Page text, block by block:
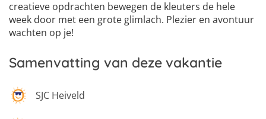
creatieve opdrachten bewegen de kleuters de hele
week door met een grote glimlach. Plezier en avontuur
wachten op je!
Samenvatting van deze vakantie
SJC Heiveld